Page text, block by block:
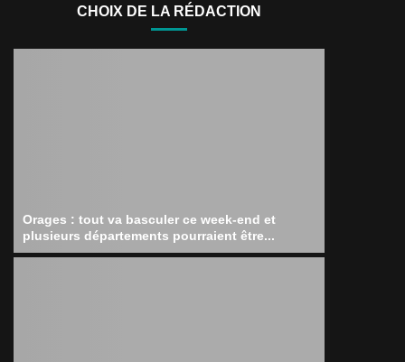
CHOIX DE LA RÉDACTION
Orages : tout va basculer ce week-end et
plusieurs départements pourraient être...